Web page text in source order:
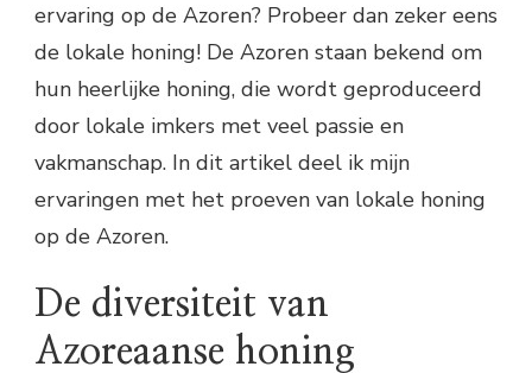
ervaring op de Azoren? Probeer dan zeker eens
de lokale honing! De Azoren staan bekend om
hun heerlijke honing, die wordt geproduceerd
door lokale imkers met veel passie en
vakmanschap. In dit artikel deel ik mijn
ervaringen met het proeven van lokale honing
op de Azoren.
De diversiteit van
Azoreaanse honing